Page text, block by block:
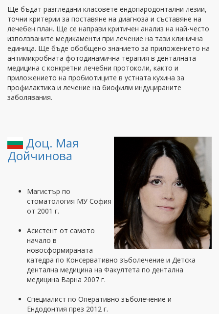
Ще бъдат разгледани класовете ендопародонтални лезии,
точни критерии за поставяне на диагноза и съставяне на
лечебен план. Ще се направи критичен анализ на най-често
използваните медикаменти при лечение на тази клинична
единица. Ще бъде обобщено знанието за приложението на
антимикробната фотодинамична терапия в денталната
медицина с конкретни лечебни протоколи, както и
приложението на пробиотиците в устната кухина за
профилактика и лечение на биофилм индуцираните
заболявания.
Доц. Мая
Дойчинова
Магистър по
стоматология МУ София
от 2001 г.
Асистент от самото
начало в
новосформираната
катедра по Консервативно зъболечение и Детска
дентална медицина на Факултета по дентална
медицина Варна 2007 г.
Специалист по Оперативно зъболечение и
Ендодонтия през 2012 г.